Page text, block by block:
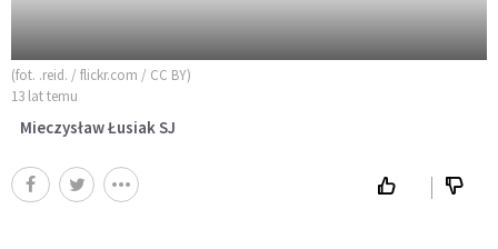
(fot. .reid. / flickr.com / CC BY)
13 lat temu
Mieczysław Łusiak SJ